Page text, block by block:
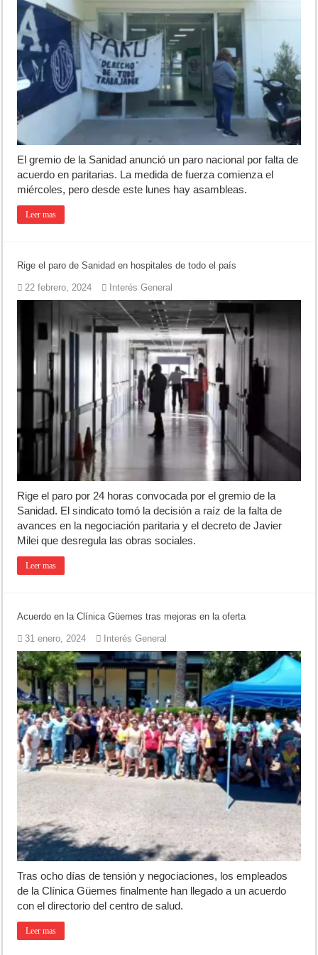
Ronda de Negocios: Luján reunió a pymes bonaerenses con
Desbaratan un punto de venta de drogas en el barrio Padre Varela y
Campeonato TC JK: Diego Cordone se quedó con una gran victoria
El gremio de la Sanidad anunció un paro nacional por falta de
acuerdo en paritarias. La medida de fuerza comienza el
miércoles, pero desde este lunes hay asambleas.
Leer mas
Rige el paro de Sanidad en hospitales de todo el país
22 febrero, 2024 Interés General
Rige el paro por 24 horas convocada por el gremio de la
Sanidad. El sindicato tomó la decisión a raíz de la falta de
avances en la negociación paritaria y el decreto de Javier
Milei que desregula las obras sociales.
Leer mas
Acuerdo en la Clínica Güemes tras mejoras en la oferta
31 enero, 2024 Interés General
Tras ocho días de tensión y negociaciones, los empleados
de la Clínica Güemes finalmente han llegado a un acuerdo
con el directorio del centro de salud.
Leer mas